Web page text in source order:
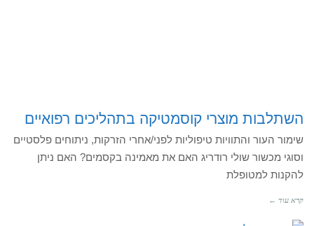
השתלבות מוצרי קוסמטיקה בתהליכים רפואיים
שימור העור והתוויות טיפוליות לפני/אחרי הזרקות, ניתוחים פלסטיים
וסוגי מכשור שולי רודריג האם את מאמינה בקסמים? האם ניתן
להקנות למטופלת
קרא עוד ←